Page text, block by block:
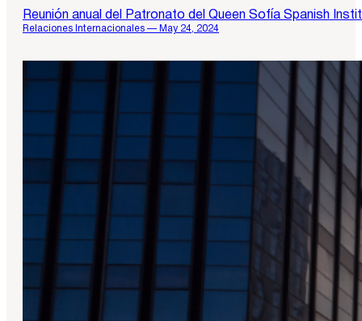
Reunión anual del Patronato del Queen Sofía Spanish
Relaciones Internacionales — May 24, 2024